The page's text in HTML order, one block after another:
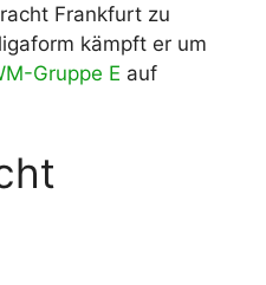
Frankfurt zu
kämpft er um
Gruppe E auf